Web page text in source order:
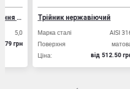
Дріт ВР-1 для армування залізобетонних конструкцій
Трійник нержавіючий
Марка сталі
AISI 316
Поверхня
матова
вiд 512.50 грн